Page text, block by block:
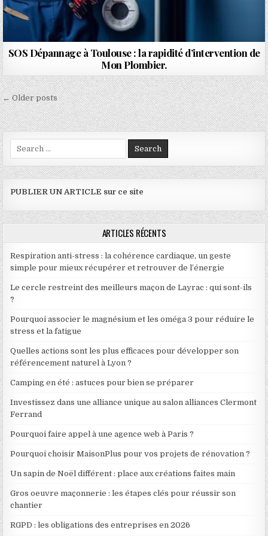
SOS Dépannage à Toulouse : la rapidité d’intervention de
Mon Plombier.
Navigation des articles
← Older posts
Search for:
PUBLIER UN ARTICLE sur ce site
ARTICLES RÉCENTS
Respiration anti-stress : la cohérence cardiaque, un geste
simple pour mieux récupérer et retrouver de l’énergie
Le cercle restreint des meilleurs maçon de Layrac : qui sont-ils
?
Pourquoi associer le magnésium et les oméga 3 pour réduire le
stress et la fatigue
Quelles actions sont les plus efficaces pour développer son
référencement naturel à Lyon ?
Camping en été : astuces pour bien se préparer
Investissez dans une alliance unique au salon alliances Clermont
Ferrand
Pourquoi faire appel à une agence web à Paris ?
Pourquoi choisir MaisonPlus pour vos projets de rénovation ?
Un sapin de Noël différent : place aux créations faites main
Gros oeuvre maçonnerie : les étapes clés pour réussir son
chantier
RGPD : les obligations des entreprises en 2026